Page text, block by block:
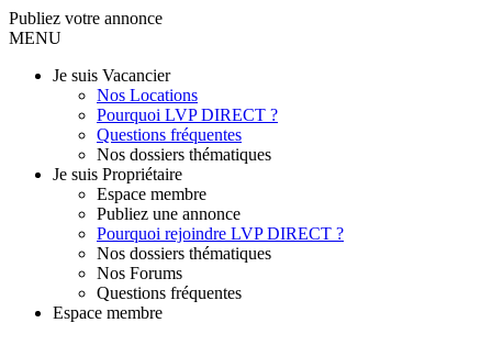
Publiez votre annonce
MENU
Je suis Vacancier
Nos Locations
Pourquoi LVP DIRECT ?
Questions fréquentes
Nos dossiers thématiques
Je suis Propriétaire
Espace membre
Publiez une annonce
Pourquoi rejoindre LVP DIRECT ?
Nos dossiers thématiques
Nos Forums
Questions fréquentes
Espace membre